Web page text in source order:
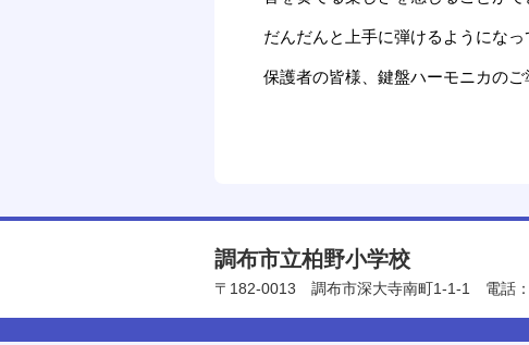
だんだんと上手に弾けるようになっ
保護者の皆様、鍵盤ハーモニカのご
調布市立柏野小学校
〒182-0013 調布市深大寺南町1-1-1 電話